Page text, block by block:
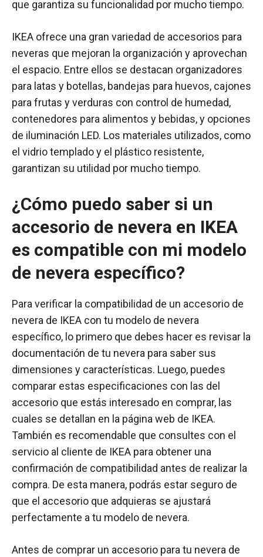
que garantiza su funcionalidad por mucho tiempo.
IKEA ofrece una gran variedad de accesorios para
neveras que mejoran la organización y aprovechan
el espacio. Entre ellos se destacan organizadores
para latas y botellas, bandejas para huevos, cajones
para frutas y verduras con control de humedad,
contenedores para alimentos y bebidas, y opciones
de iluminación LED. Los materiales utilizados, como
el vidrio templado y el plástico resistente,
garantizan su utilidad por mucho tiempo.
¿Cómo puedo saber si un
accesorio de nevera en IKEA
es compatible con mi modelo
de nevera específico?
Para verificar la compatibilidad de un accesorio de
nevera de IKEA con tu modelo de nevera
específico, lo primero que debes hacer es revisar la
documentación de tu nevera para saber sus
dimensiones y características. Luego, puedes
comparar estas especificaciones con las del
accesorio que estás interesado en comprar, las
cuales se detallan en la página web de IKEA.
También es recomendable que consultes con el
servicio al cliente de IKEA para obtener una
confirmación de compatibilidad antes de realizar la
compra. De esta manera, podrás estar seguro de
que el accesorio que adquieras se ajustará
perfectamente a tu modelo de nevera.
Antes de comprar un accesorio para tu nevera de